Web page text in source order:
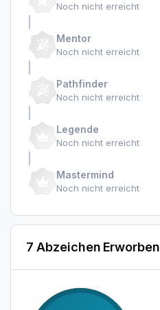
Noch nicht erreicht
Mentor
Noch nicht erreicht
Pathfinder
Noch nicht erreicht
Legende
Noch nicht erreicht
Mastermind
Noch nicht erreicht
7 Abzeichen Erworben